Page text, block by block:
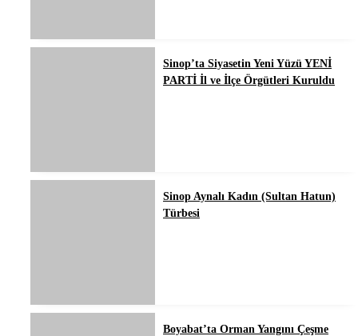
Sinop’ta Siyasetin Yeni Yüzü YENİ
PARTİ İl ve İlçe Örgütleri Kuruldu
Sinop Aynalı Kadın (Sultan Hatun)
Türbesi
Boyabat’ta Orman Yangını Çeşme